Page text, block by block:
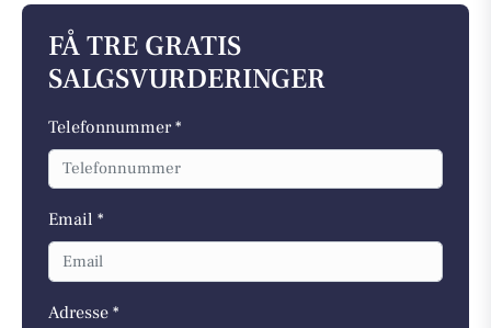
FÅ TRE GRATIS
SALGSVURDERINGER
Telefonnummer *
Email *
Adresse *